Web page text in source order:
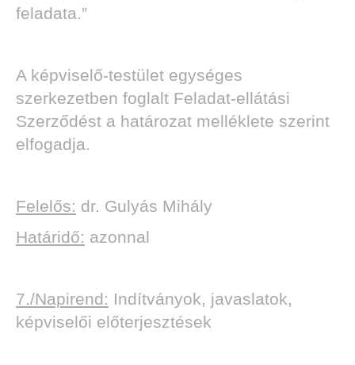
feladata.”
A képviselő-testület egységes
szerkezetben foglalt Feladat-ellátási
Szerződést a határozat melléklete szerint
elfogadja.
Felelős: dr. Gulyás Mihály
Határidő: azonnal
7./Napirend: Indítványok, javaslatok,
képviselői előterjesztések